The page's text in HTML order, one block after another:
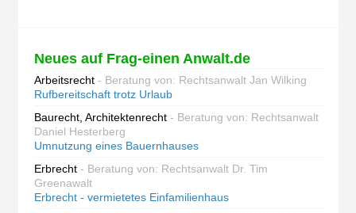
Neues auf Frag-einen Anwalt.de
Arbeitsrecht - Beratung von: Rechtsanwalt Jan Wilking
Rufbereitschaft trotz Urlaub
Baurecht, Architektenrecht - Beratung von: Rechtsanwalt
Daniel Hesterberg
Umnutzung eines Bauernhauses
Erbrecht - Beratung von: Rechtsanwalt Dr. Tim
Greenawalt
Erbrecht - vermietetes Einfamilienhaus